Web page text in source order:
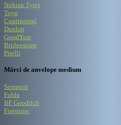
Nokian Tyres
Toyo
Continental
Dunlop
GoodYear
Bridgestone
Pirelli
Mărci de anvelope medium
Semperit
Fulda
BF Goodrich
Firestone